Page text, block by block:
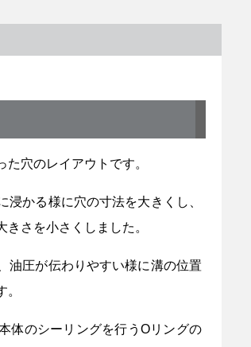
穴のレイアウトです。
かる様に穴の寸法を大きくし、
さを小さくしました。
油圧が伝わりやすい様に溝の位置
体のシーリングを行うOリングの